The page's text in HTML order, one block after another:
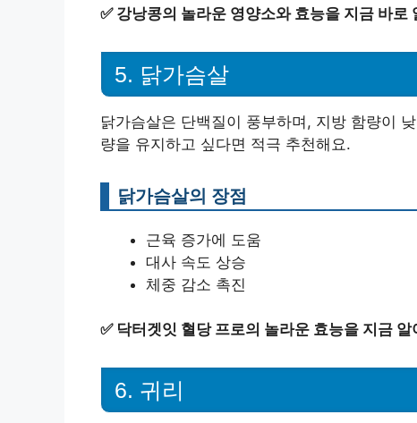
✅ 강낭콩의 놀라운 영양소와 효능을 지금 바로
5. 닭가슴살
닭가슴살은 단백질이 풍부하며, 지방 함량이
량을 유지하고 싶다면 적극 추천해요.
닭가슴살의 장점
근육 증가에 도움
대사 속도 상승
체중 감소 촉진
✅ 닥터겟잇 혈당 프로의 놀라운 효능을 지금 알
6. 귀리